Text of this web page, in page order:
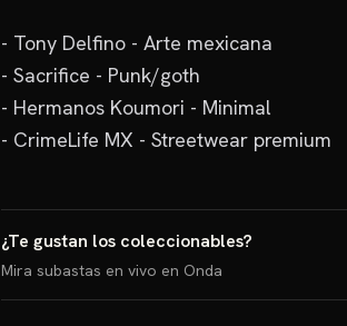
- Tony Delfino - Arte mexicana
- Sacrifice - Punk/goth
- Hermanos Koumori - Minimal
- CrimeLife MX - Streetwear premium
¿Te gustan los coleccionables?
Mira subastas en vivo en Onda